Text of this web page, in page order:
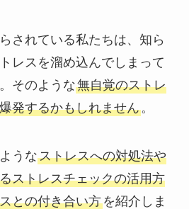
されている私たちは、知ら
レスを溜め込んでしまって
そのような無自覚のストレ
発するかもしれません。
うなストレスへの対処法や
ストレスチェックの活用方
との付き合い方を紹介しま